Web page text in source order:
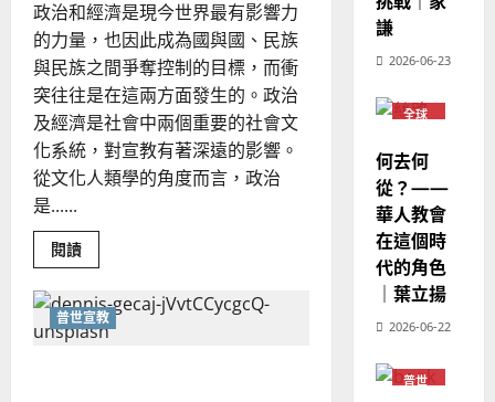
年
｜
余
自
力
政治和經濟是現今世界最有影響力
的力量，也因此成為國與國、民族
與民族之間爭奪控制的目標，而衝
突往往是在這兩方面發生的。政治
及經濟是社會中兩個重要的社會文
化系統，對宣教有著深遠的影響。
從文化人類學的角度而言，政治
是......
閱讀Read
more
文
明
衝
突
普世宣教
02-
陽
萍
2025-
02-
20
的
農
曆
新
年
｜
余
自
力
2025-
7
國
華
人
教
經
歷
｜
吳
振
、
溫
淑
謙
2026-06-23
全球
普世
宣教
何去何
從？——
華人教會
在這個時
代的角色
｜葉立揚
2026-06-22
普世